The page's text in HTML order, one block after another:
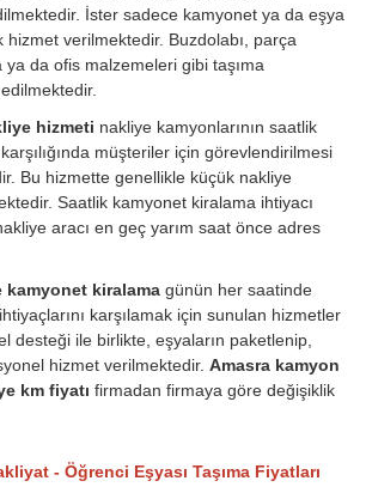
İster sadece kamyonet ya da eşya
verilmektedir. Buzdolabı, parça
da ofis malzemeleri gibi taşıma
hizmeti nakliye kamyonlarının saatlik
müşteriler için görevlendirilmesi
Bu hizmette genellikle küçük nakliye
Saatlik kamyonet kiralama ihtiyacı
aracı en geç yarım saat önce adres
kamyonet kiralama günün her saatinde
karşılamak için sunulan hizmetler
desteği ile birlikte, eşyaların paketlenip,
hizmet verilmektedir. Amasra kamyon
km fiyatı firmadan firmaya göre değişiklik
- Öğrenci Eşyası Taşıma Fiyatları